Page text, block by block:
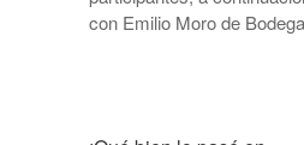
con Emilio Moro de